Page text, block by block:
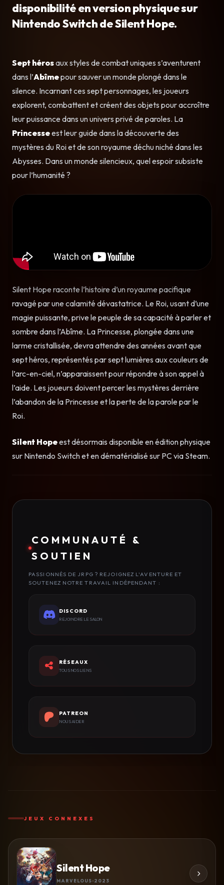
disponibilité en version physique sur
Nintendo Switch de Silent Hope.
Sept hérosaux styles de combat uniques s’aventurent
dans l’Abîmepour sauver un monde plongé dans le
silence. Incarnant ces sept personnages, les joueurs
explorent, combattent et créent des objets pour accroître
leur puissance dans un univers privé de paroles. La
Princesseest leur guide dans la découverte des
mystères du Roi et de son royaume déchu niché dans les
Abysses. Dans un monde silencieux, quel espoir subsiste
pour l’humanité ?
Silent Hope raconte l’histoire d’un royaume pacifique
ravagé par une calamité dévastatrice. Le Roi, usant d’une
magie puissante, prive le peuple de sa capacité à parler et
sombre dans l’Abîme. La Princesse, plongée dans une
larme cristallisée, devra attendre des années avant que
sept héros, représentés par sept lumières aux couleurs de
l’arc-en-ciel, n’apparaissent pour répondre à son appel à
l’aide. Les joueurs doivent percer les mystères derrière
l’abandon de la Princesse et la perte de la parole par le
Roi.
Silent Hopeest désormais disponible en édition physique
sur Nintendo Switch et en dématérialisé sur PC via Steam.
COMMUNAUTÉ &
SOUTIEN
PASSIONNÉS DE JRPG ? REJOIGNEZ L'AVENTURE ET
SOUTENEZ NOTRE TRAVAIL INDÉPENDANT :
DISCORD
REJOINDRE LE SALON
RÉSEAUX
TOUS NOS LIENS
PATREON
NOUS AIDER
JEUX CONNEXES
Silent Hope
MARVELOUS 2023